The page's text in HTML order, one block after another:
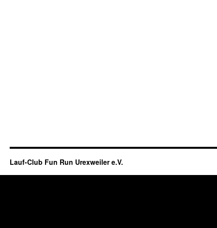
Lauf-Club Fun Run Urexweiler e.V.